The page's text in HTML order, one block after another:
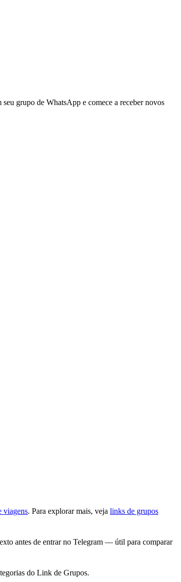
grupo de WhatsApp e comece a receber novos
viagens. Para explorar mais, veja links de grupos
antes de entrar no Telegram — útil para comparar
do Link de Grupos.